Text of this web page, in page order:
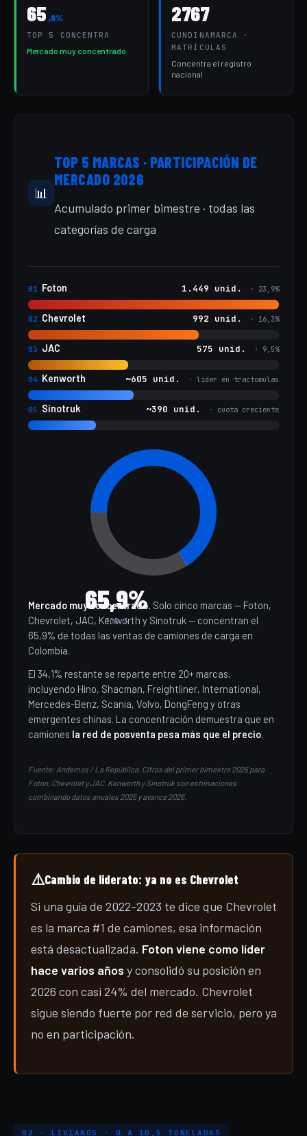
65 ,9%
TOP 5 CONCENTRA
Mercado muy concentrado
2767
CUNDINAMARCA ·
MATRÍCULAS
Concentra el registro
nacional
📊
TOP 5 MARCAS · PARTICIPACIÓN DE
MERCADO 2026
Acumulado primer bimestre · todas las
categorías de carga
01 Foton 1.449 unid. · 23,9%
02 Chevrolet 992 unid. · 16,3%
03 JAC 575 unid. · 9,5%
04 Kenworth ~605 unid. · líder en tractomulas
05 Sinotruk ~390 unid. · cuota creciente
65,9%
TOP 5
Mercado muy concentrado. Solo cinco marcas — Foton,
Chevrolet, JAC, Kenworth y Sinotruk — concentran el
65,9% de todas las ventas de camiones de carga en
Colombia.
El 34,1% restante se reparte entre 20+ marcas,
incluyendo Hino, Shacman, Freightliner, International,
Mercedes-Benz, Scania, Volvo, DongFeng y otras
emergentes chinas. La concentración demuestra que en
camiones la red de posventa pesa más que el precio.
Fuente: Andemos / La República. Cifras del primer bimestre 2026 para
Foton, Chevrolet y JAC. Kenworth y Sinotruk son estimaciones
combinando datos anuales 2025 y avance 2026.
⚠️Cambio de liderato: ya no es Chevrolet
Si una guía de 2022-2023 te dice que Chevrolet
es la marca #1 de camiones, esa información
está desactualizada. Foton viene como líder
hace varios años y consolidó su posición en
2026 con casi 24% del mercado. Chevrolet
sigue siendo fuerte por red de servicio, pero ya
no en participación.
02 · LIVIANOS · 0 A 10,5 TONELADAS